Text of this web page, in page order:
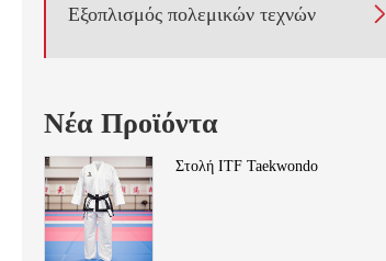
Εξοπλισμός πολεμικών τεχνών 
Νέα Προϊόντα
Στολή ITF Taekwondo